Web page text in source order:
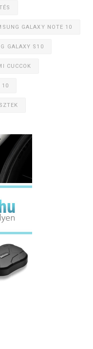
GALAXY NOTE 10
GALAXY S10
CUCCOK
10